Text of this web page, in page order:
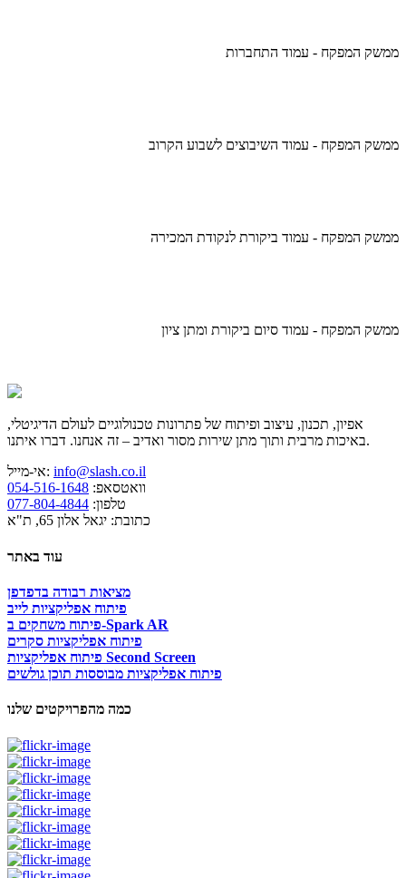
ממשק המפקח - עמוד התחברות
ממשק המפקח - עמוד השיבוצים לשבוע הקרוב
ממשק המפקח - עמוד ביקורת לנקודת המכירה
ממשק המפקח - עמוד סיום ביקורת ומתן ציון
אפיון, תכנון, עיצוב ופיתוח של פתרונות טכנולוגיים לעולם הדיגיטלי,
באיכות מרבית ותוך מתן שירות מסור ואדיב – זה אנחנו. דברו איתנו.
אי-מייל: info@slash.co.il
וואטסאפ: 054-516-1648
טלפון: 077-804-4844
כתובת: יגאל אלון 65, ת"א
עוד באתר
מציאות רבודה בדפדפן
פיתוח אפליקציות לייב
פיתוח משחקים ב-Spark AR
פיתוח אפליקציות סקרים
פיתוח אפליקציות Second Screen
פיתוח אפליקציות מבוססות תוכן גולשים
כמה מהפרויקטים שלנו